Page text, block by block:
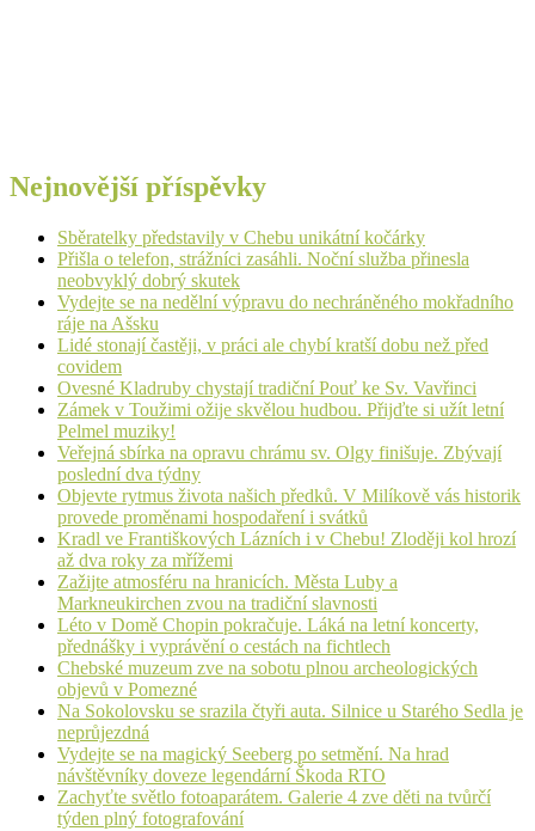
Nejnovější příspěvky
Sběratelky představily v Chebu unikátní kočárky
Přišla o telefon, strážníci zasáhli. Noční služba přinesla
neobvyklý dobrý skutek
Vydejte se na nedělní výpravu do nechráněného mokřadního
ráje na Ašsku
Lidé stonají častěji, v práci ale chybí kratší dobu než před
covidem
Ovesné Kladruby chystají tradiční Pouť ke Sv. Vavřinci
Zámek v Toužimi ožije skvělou hudbou. Přijďte si užít letní
Pelmel muziky!
Veřejná sbírka na opravu chrámu sv. Olgy finišuje. Zbývají
poslední dva týdny
Objevte rytmus života našich předků. V Milíkově vás historik
provede proměnami hospodaření i svátků
Kradl ve Františkových Lázních i v Chebu! Zloději kol hrozí
až dva roky za mřížemi
Zažijte atmosféru na hranicích. Města Luby a
Markneukirchen zvou na tradiční slavnosti
Léto v Domě Chopin pokračuje. Láká na letní koncerty,
přednášky i vyprávění o cestách na fichtlech
Chebské muzeum zve na sobotu plnou archeologických
objevů v Pomezné
Na Sokolovsku se srazila čtyři auta. Silnice u Starého Sedla je
neprůjezdná
Vydejte se na magický Seeberg po setmění. Na hrad
návštěvníky doveze legendární Škoda RTO
Zachyťte světlo fotoaparátem. Galerie 4 zve děti na tvůrčí
týden plný fotografování